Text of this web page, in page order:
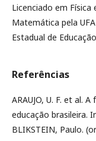
Licenciado em Física
Matemática pela
Estadual de
Referências
ARAUJO, U. F. et al.
educação brasileira.
BLIKSTEIN, Paulo.